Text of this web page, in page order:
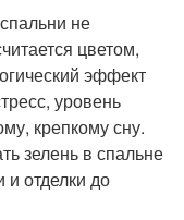
не
цветом,
эффект
уровень
крепкому сну.
зелень в спальне
отделки до